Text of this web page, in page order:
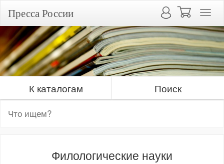
Пресса России
К каталогам Поиск
Филологические науки